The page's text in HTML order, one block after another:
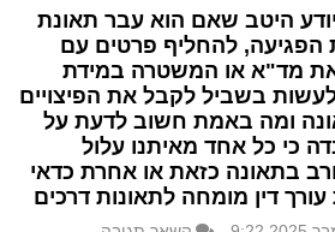
היטב שאם הוא עבר תאונת
הפגיעה, להחליף פרטים עם
את מד"א או המשטרה במידת
בשביל לקבל את הפיצויים
ומה באמת חשוב לדעת על
כי כל אחד מאיתנו עלול
בתאונה כזאת או אחרת כדאי
דין מומחה לתאונות דרכים